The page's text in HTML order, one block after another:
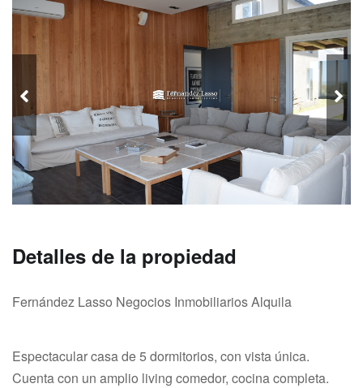
Detalles de la propiedad
Fernández Lasso Negocios Inmobiliarios Alquila
Espectacular casa de 5 dormitorios, con vista única.
Cuenta con un amplio living comedor, cocina completa.